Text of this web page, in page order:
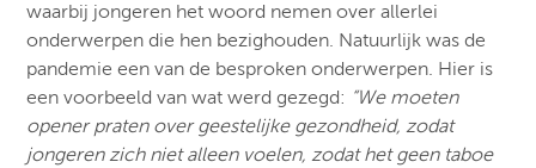
waarbij jongeren het woord nemen over allerlei
onderwerpen die hen bezighouden. Natuurlijk was de
pandemie een van de besproken onderwerpen. Hier is
een voorbeeld van wat werd gezegd: “We moeten
opener praten over geestelijke gezondheid, zodat
jongeren zich niet alleen voelen, zodat het geen taboe